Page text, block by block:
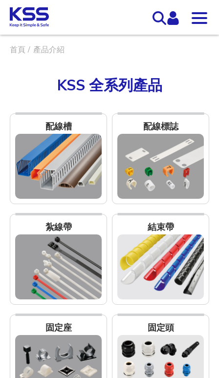
首頁 產品介紹
KSS 全系列產品
配線槽 配線標誌
紮線帶 結束帶
固定座 固定頭